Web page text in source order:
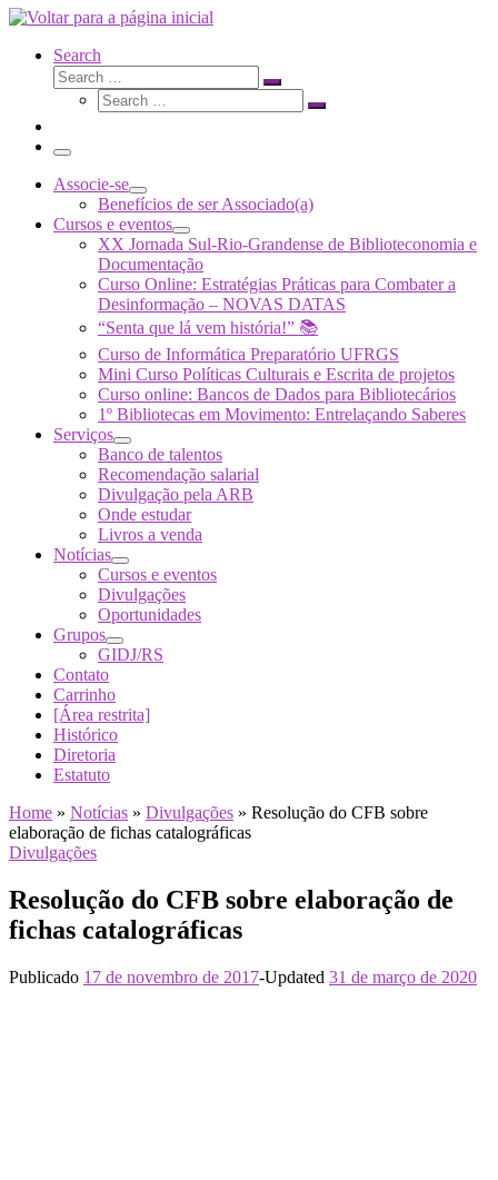
Search
Search
Search
Search
Search
Menu
Associe-se
Benefícios de ser Associado(a)
Cursos e eventos
XX Jornada Sul-Rio-Grandense de Biblioteconomia e
Documentação
Curso Online: Estratégias Práticas para Combater a
Desinformação – NOVAS DATAS
“Senta que lá vem história!” 📚
Curso de Informática Preparatório UFRGS
Mini Curso Políticas Culturais e Escrita de projetos
Curso online: Bancos de Dados para Bibliotecários
1º Bibliotecas em Movimento: Entrelaçando Saberes
Serviços
Banco de talentos
Recomendação salarial
Divulgação pela ARB
Onde estudar
Livros a venda
Notícias
Cursos e eventos
Divulgações
Oportunidades
Grupos
GIDJ/RS
Contato
Carrinho
[Área restrita]
Histórico
Diretoria
Estatuto
Home » Notícias » Divulgações » Resolução do CFB sobre
elaboração de fichas catalográficas
Divulgações
Resolução do CFB sobre elaboração de
fichas catalográficas
Publicado 17 de novembro de 2017-Updated 31 de março de 2020